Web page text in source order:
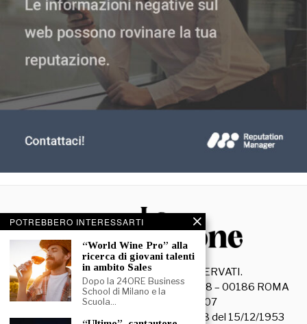
© 2026- TUTTI I DIRITTI RISERVATI.
La Discussione S.r.l. – Piazza Capranica, 78 – 00186 ROMA
C.F. e P. IVA 15045971007
Registrazione Tribunale di Roma n. 3628 del 15/12/1953
POTREBBERO INTERESSARTI
“World Wine Pro” alla
ricerca di giovani talenti
in ambito Sales
Dopo la 24ORE Business
School di Milano e la
Scuola…